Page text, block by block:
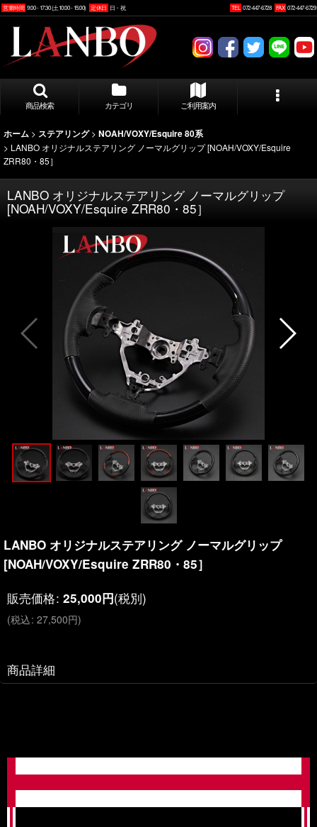
営業時間 9:00 - 17:30 (土10:00 - 15:00) 定休日 日・祝 TEL 072-447-6728 FAX 072-447-6729
商品検索 カテゴリ ご利用案内
ホーム > ステアリング > NOAH/VOXY/Esquire 80系
> LANBO オリジナルステアリング ノーマルグリップ [NOAH/VOXY/Esquire
ZRR80・85］
LANBO オリジナルステアリング ノーマルグリップ
[NOAH/VOXY/Esquire ZRR80・85］
LANBO オリジナルステアリング ノーマルグリップ
[NOAH/VOXY/Esquire ZRR80・85］
販売価格: 25,000円(税別)
(税込: 27,500円)
商品詳細